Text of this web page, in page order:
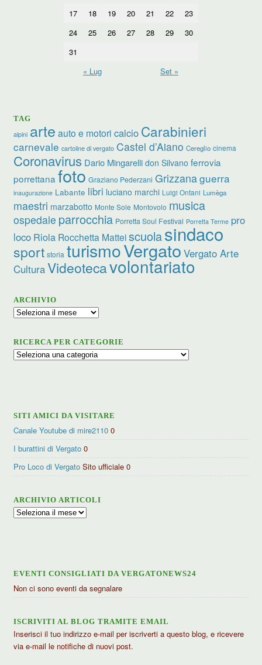
17
18 19 20 21 22
23
24
25 26 27 28 29
30
31
« Lug
Set »
TAG
alpini arte auto e motori calcio Carabinieri
carnevale cartoline di vergato Castel d’Aiano Cereglio cinema
Coronavirus Dario Mingarelli don Silvano ferrovia
porrettana foto Graziano Pederzani Grizzanaguerra
inaugurazione Labante libri luciano marchi Luigi Ontani Lumèga
maestri marzabotto Monte Sole Montovolo musica
ospedale parrocchia Porretta Soul Festival Porretta Terme pro
loco Riola Rocchetta Matteiscuolasindaco
sport storia turismoVergato Vergato Arte
CulturaVideotecavolontariato
ARCHIVIO
Archivio
RICERCA PER CATEGORIE
Ricerca
SITI AMICI DA VISITARE
Canale Youtube di mire2110 0
I burattini di Vergato 0
Pro Loco di Vergato Sito ufficiale 0
ARCHIVIO ARTICOLI
Archivio
EVENTI CONSIGLIATI DA VERGATONEWS24
Non ci sono eventi da segnalare
ISCRIVITI AL BLOG TRAMITE EMAIL
Inserisci il tuo indirizzo e-mail per iscriverti a questo blog, e ricevere
via e-mail le notifiche di nuovi post.